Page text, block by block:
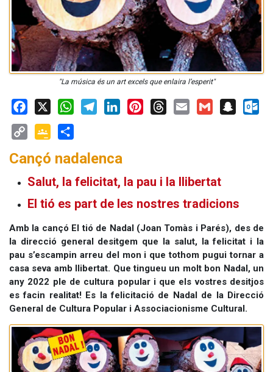
"La música és un art excels que enlaira l’esperit"
Facebook
X WhatsApp
Link Classroom
Cançó nadalenca
Salut, la felicitat, la pau i la llibertat
El tió es part de les nostres tradicions
Amb la cançó El tió de Nadal (Joan Tomàs i Parés), des de
la direcció general desitgem que la salut, la felicitat i la
pau s’escampin arreu del mon i que tothom pugui tornar a
casa seva amb llibertat. Que tingueu un molt bon Nadal, un
any 2022 ple de cultura popular i que els vostres desitjos
es facin realitat! Es la felicitació de Nadal de la Direcció
General de Cultura Popular i Associacionisme Cultural.